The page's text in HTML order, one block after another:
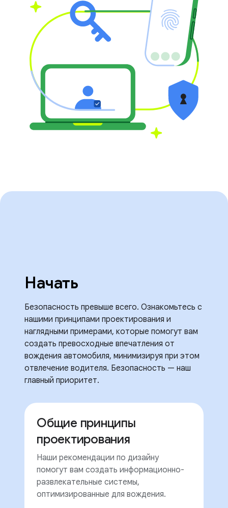
Начать
Безопасность превыше всего. Ознакомьтесь с
нашими принципами проектирования и
наглядными примерами, которые помогут вам
создать превосходные впечатления от
вождения автомобиля, минимизируя при этом
отвлечение водителя. Безопасность — наш
главный приоритет.
Общие принципы
проектирования
Наши рекомендации по дизайну
помогут вам создать информационно-
развлекательные системы,
оптимизированные для вождения.